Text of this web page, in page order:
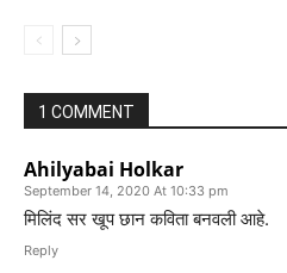
1 COMMENT
Ahilyabai Holkar
September 14, 2020 At 10:33 pm
मिलिंद सर खूप छान कविता बनवली आहे.
Reply